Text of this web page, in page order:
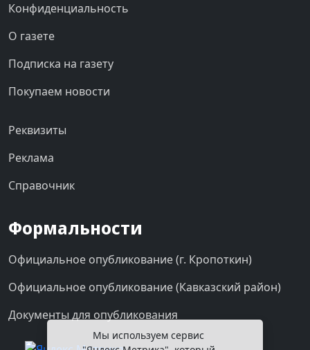
Конфиденциальность
О газете
Подписка на газету
Покупаем новости
Реквизиты
Реклама
Справочник
Формальности
Официальное опубликование (г. Кропоткин)
Официальное опубликование (Кавказский район)
Документы для опубликования
Мы используем сервис